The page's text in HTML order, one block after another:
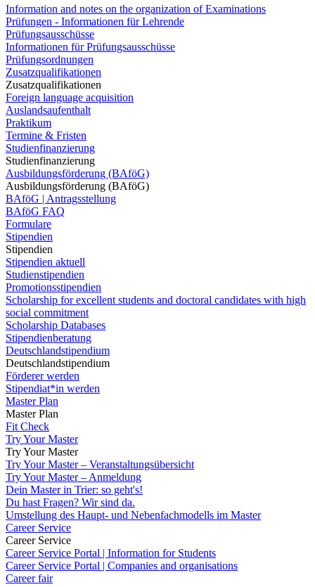
Information and notes on the organization of Examinations
Prüfungen - Informationen für Lehrende
Prüfungsausschüsse
Informationen für Prüfungsausschüsse
Prüfungsordnungen
Zusatzqualifikationen
Zusatzqualifikationen
Foreign language acquisition
Auslandsaufenthalt
Praktikum
Termine & Fristen
Studienfinanzierung
Studienfinanzierung
Ausbildungsförderung (BAföG)
Ausbildungsförderung (BAföG)
BAföG | Antragsstellung
BAföG FAQ
Formulare
Stipendien
Stipendien
Stipendien aktuell
Studienstipendien
Promotionsstipendien
Scholarship for excellent students and doctoral candidates with high
social commitment
Scholarship Databases
Stipendienberatung
Deutschlandstipendium
Deutschlandstipendium
Förderer werden
Stipendiat*in werden
Master Plan
Master Plan
Fit Check
Try Your Master
Try Your Master
Try Your Master – Veranstaltungsübersicht
Try Your Master – Anmeldung
Dein Master in Trier: so geht's!
Du hast Fragen? Wir sind da.
Umstellung des Haupt- und Nebenfachmodells im Master
Career Service
Career Service
Career Service Portal | Information for Students
Career Service Portal | Companies and organisations
Career fair